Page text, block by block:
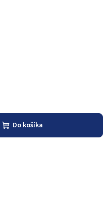
Do košíka